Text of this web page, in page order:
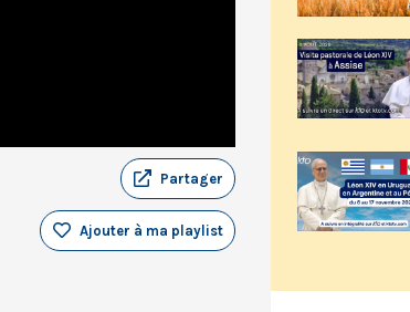
Partager
Ajouter à ma playlist